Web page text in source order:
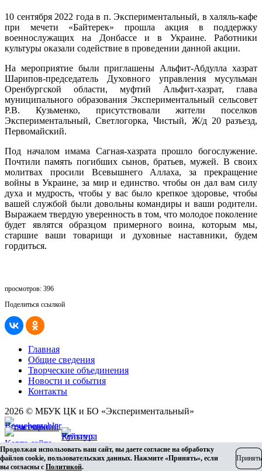
10 сентября 2022 года в п. Экспериментальный, в халяль-кафе
при мечети «Байтерек» прошла акция в поддержку
военнослужащих на Донбассе и в Украине. Работники
культуры оказали содействие в проведении данной акции.
На мероприятие были приглашены Альфит-Абдулла хазрат
Шарипов-председатель Духовного управления мусульман
Оренбургской области, муфтий Альфит-хазрат, глава
муниципального образования Экспериментальный сельсовет
Р.В. Кузьменко, присутствовали жители поселков
Экспериментальный, Светлогорка, Чистый, Ж/д 20 разъезд,
Первомайский.
Под началом имама Сагная-хазрата прошло богослужение.
Почтили память погибших сынов, братьев, мужей. В своих
молитвах просили Всевышнего Аллаха, за прекращение
войны в Украине, за мир и единство. чтобы он дал вам силу
духа и мудрость, чтобы у вас было крепкое здоровье, чтобы
вашей службой были довольны командиры и ваши родители.
Выражаем твердую уверенность в том, что молодое поколение
будет являтся образцом примерного воина, которым мы,
старшие ваши товарищи и духовные наставники, будем
гордиться.
просмотров: 396
Поделиться ссылкой
Главная
Общие сведения
Творческие объединения
Новости и события
Контакты
2026 © МБУК ЦК и БО «Экспериментальный»
Карта сайта
Разработка сайта
Продолжая использовать наш сайт, вы даете согласие на обработку
файлов cookie, пользовательских данных. Нажмите «Принять», если
вы согласны с Политикой.
Принять